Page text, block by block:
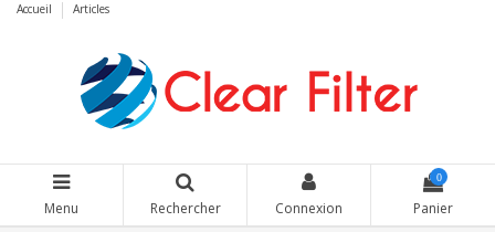
Accueil Articles
Menu Rechercher Connexion
0
Panier